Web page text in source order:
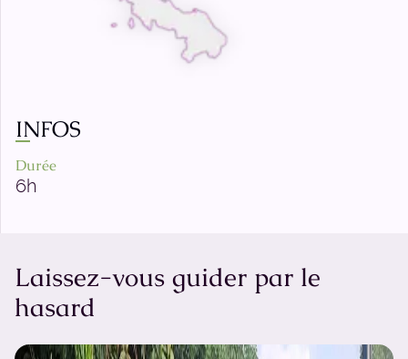
INFOS
Durée
6h
Laissez-vous guider par le
hasard